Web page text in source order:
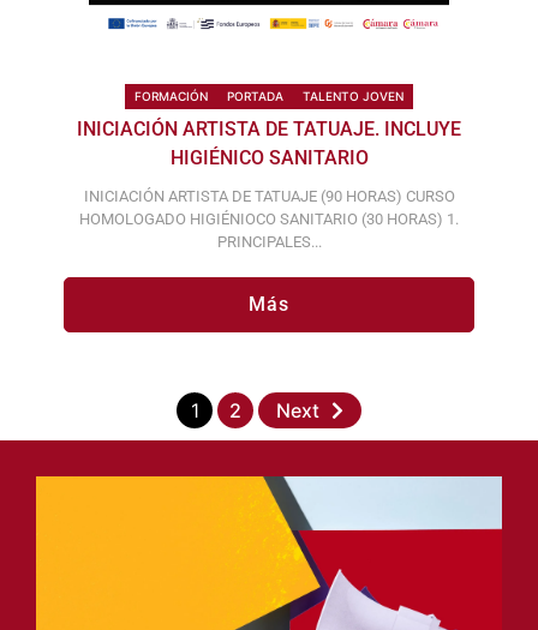
FORMACIÓN PORTADA TALENTO JOVEN
INICIACIÓN ARTISTA DE TATUAJE. INCLUYE
HIGIÉNICO SANITARIO
INICIACIÓN ARTISTA DE TATUAJE (90 HORAS) CURSO
HOMOLOGADO HIGIÉNIOCO SANITARIO (30 HORAS) 1.
PRINCIPALES...
Más
1 2 Next